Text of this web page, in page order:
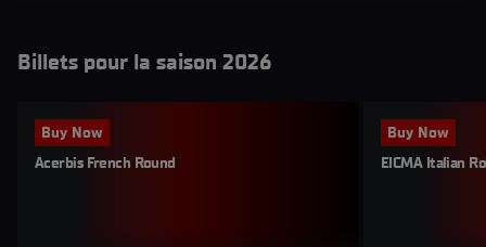
Billets pour la saison 2026
Buy Now
Acerbis French Round
Buy Now
EICMA Italian